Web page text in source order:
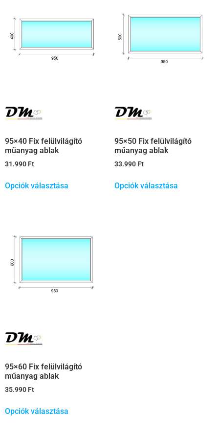
95×40 Fix felülvilágító
műanyag ablak
31.990 Ft
Opciók választása
95×50 Fix felülvilágító
műanyag ablak
33.990 Ft
Opciók választása
95×60 Fix felülvilágító
műanyag ablak
35.990 Ft
Opciók választása